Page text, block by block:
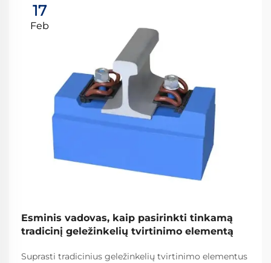
17
Feb
Esminis vadovas, kaip pasirinkti tinkamą
tradicinį geležinkelių tvirtinimo elementą
Suprasti tradicinius geležinkelių tvirtinimo elementus